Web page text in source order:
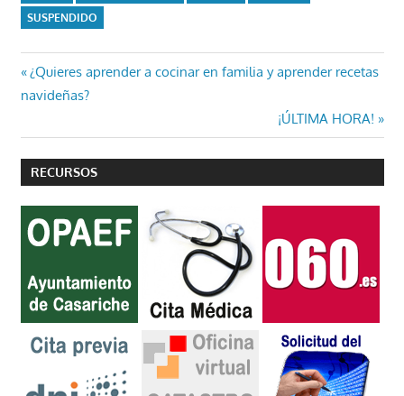
SUSPENDIDO
Navegación
de
entradas
Entrada
anterior:
¿Quieres aprender a cocinar en familia y aprender recetas
navideñas?
Entrada
siguiente:
¡ÚLTIMA HORA!
RECURSOS